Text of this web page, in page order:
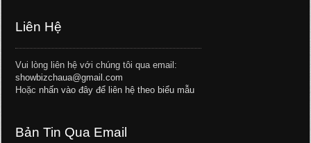
Liên Hệ
Vui lòng liên hệ với chúng tôi qua email:
showbizchaua@gmail.com
Hoặc nhấn vào đây để liên hệ theo biểu mẫu
Bản Tin Qua Email